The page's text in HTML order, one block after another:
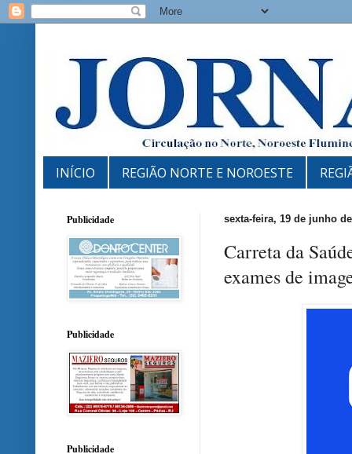
INÍCIO REGIÃO NORTE E NOROESTE
sexta-feira, 19 de junho
Carreta da
exames de
Publicidade
Publicidade
Publicidade